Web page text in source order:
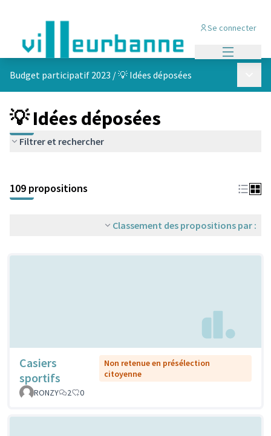
Se connecter
Budget participatif 2023 /💡 Idées déposées
💡 Idées déposées
Filtrer et rechercher
+
−
109 propositions
Classement des propositions par :
Casiers
sportifs
Non retenue en présélection
citoyenne
RONZY
2 0